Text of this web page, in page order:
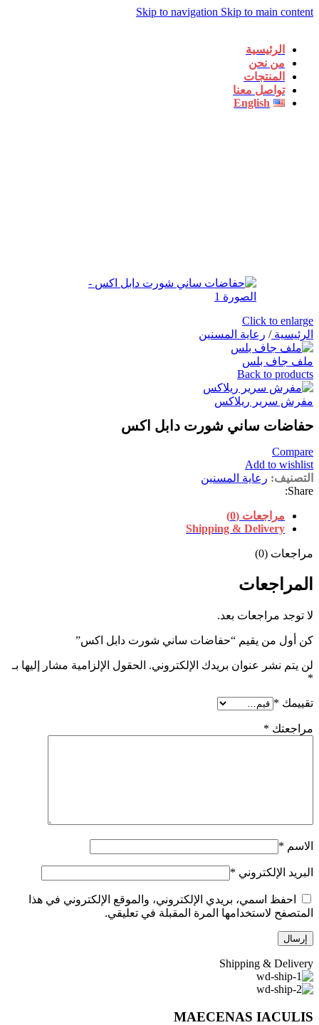
Skip to navigation Skip to main content
الرئيسية
من نحن
المنتجات
تواصل معنا
English
Click to enlarge
الرئيسية/ رعاية المسنين
ملف جاف بلس
Back to products
مفرش سرير ريلاكس
حفاضات ساني شورت دابل اكس
Compare
Add to wishlist
التصنيف: رعاية المسنين
Share:
مراجعات (0)
Shipping & Delivery
مراجعات (0)
المراجعات
لا توجد مراجعات بعد.
كن أول من يقيم “حفاضات ساني شورت دابل اكس”
لن يتم نشر عنوان بريدك الإلكتروني. الحقول الإلزامية مشار إليها بـ
*
تقييمك *
مراجعتك *
الاسم *
البريد الإلكتروني *
احفظ اسمي، بريدي الإلكتروني، والموقع الإلكتروني في هذا
المتصفح لاستخدامها المرة المقبلة في تعليقي.
Shipping & Delivery
MAECENAS IACULIS